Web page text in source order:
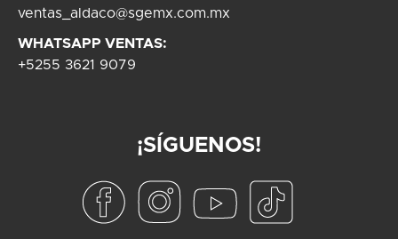
ventas_aldaco@sgemx.com.mx
WHATSAPP VENTAS:
+5255 3621 9079
¡SÍGUENOS!